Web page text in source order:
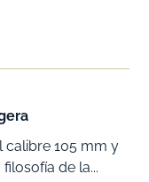
calibre 105 mm y
de la...